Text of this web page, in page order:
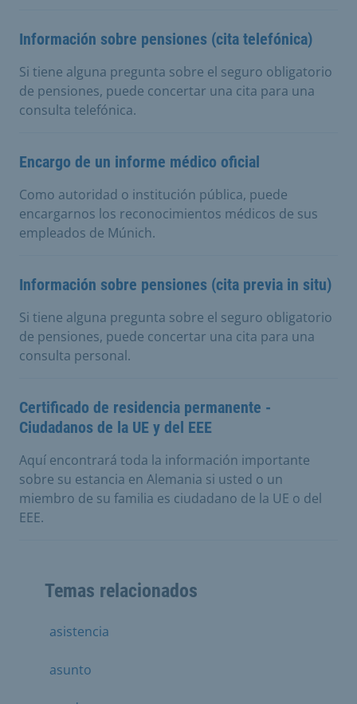
Información sobre pensiones (cita telefónica)
Si tiene alguna pregunta sobre el seguro obligatorio
de pensiones, puede concertar una cita para una
consulta telefónica.
Encargo de un informe médico oficial
Como autoridad o institución pública, puede
encargarnos los reconocimientos médicos de sus
empleados de Múnich.
Información sobre pensiones (cita previa in situ)
Si tiene alguna pregunta sobre el seguro obligatorio
de pensiones, puede concertar una cita para una
consulta personal.
Certificado de residencia permanente -
Ciudadanos de la UE y del EEE
Aquí encontrará toda la información importante
sobre su estancia en Alemania si usted o un
miembro de su familia es ciudadano de la UE o del
EEE.
Temas relacionados
asistencia
asunto